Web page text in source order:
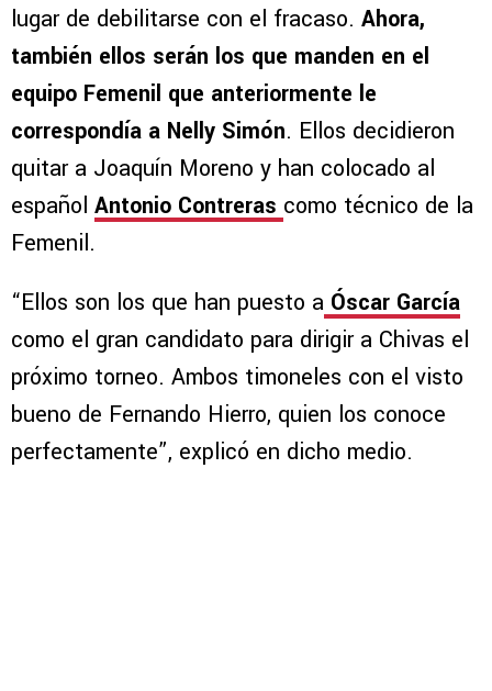
lugar de debilitarse con el fracaso. Ahora,
también ellos serán los que manden en el
equipo Femenil que anteriormente le
correspondía a Nelly Simón. Ellos decidieron
quitar a Joaquín Moreno y han colocado al
español Antonio Contreras como técnico de la
Femenil.
“Ellos son los que han puesto a Óscar García
como el gran candidato para dirigir a Chivas el
próximo torneo. Ambos timoneles con el visto
bueno de Fernando Hierro, quien los conoce
perfectamente”, explicó en dicho medio.